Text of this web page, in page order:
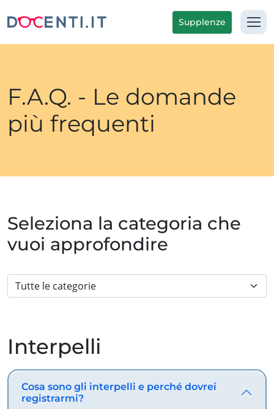
Supplenze
F.A.Q. - Le domande
più frequenti
Seleziona la categoria che
vuoi approfondire
Interpelli
Cosa sono gli interpelli e perché dovrei
registrarmi?